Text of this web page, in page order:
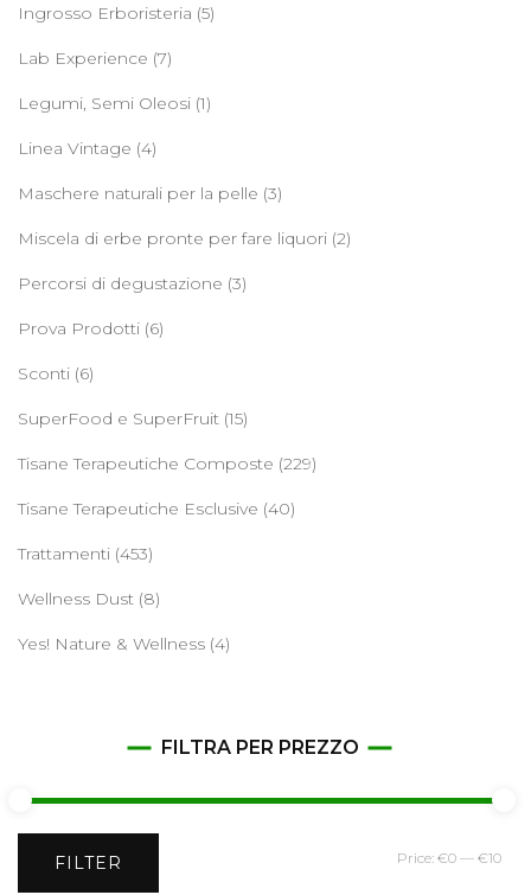
Ingrosso Erboristeria (5)
Lab Experience (7)
Legumi, Semi Oleosi (1)
Linea Vintage (4)
Maschere naturali per la pelle (3)
Miscela di erbe pronte per fare liquori (2)
Percorsi di degustazione (3)
Prova Prodotti (6)
Sconti (6)
SuperFood e SuperFruit (15)
Tisane Terapeutiche Composte (229)
Tisane Terapeutiche Esclusive (40)
Trattamenti (453)
Wellness Dust (8)
Yes! Nature & Wellness (4)
FILTRA PER PREZZO
Min
FILTER Price: €0 — €10